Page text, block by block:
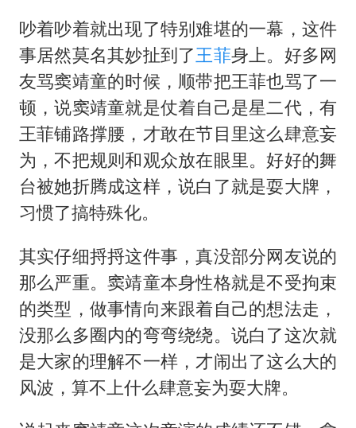
吵着吵着就出现了特别难堪的一幕，这件
事居然莫名其妙扯到了王菲身上。好多网
友骂窦靖童的时候，顺带把王菲也骂了一
顿，说窦靖童就是仗着自己是星二代，有
王菲铺路撑腰，才敢在节目里这么肆意妄
为，不把规则和观众放在眼里。好好的舞
台被她折腾成这样，说白了就是耍大牌，
习惯了搞特殊化。
其实仔细捋捋这件事，真没部分网友说的
那么严重。窦靖童本身性格就是不受拘束
的类型，做事情向来跟着自己的想法走，
没那么多圈内的弯弯绕绕。说白了这次就
是大家的理解不一样，才闹出了这么大的
风波，算不上什么肆意妄为耍大牌。